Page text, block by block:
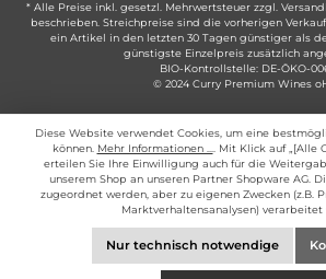
* Alle Preise inkl. gesetzl. Mehrwertsteuer zzgl.
beschrieben. Streichpreise sind die vorherigen
ein Artikel in den letzten 30 Tagen günstiger als
günstigste Einzelpreis zusätzlich
BIO-Kontrollstelle: DE-ÖKO-
© 2024 Curry Premium Wines
Diese Website verwendet Cookies, um eine
können. Mehr Informationen ...
. Mit Klick auf „[Alle
erteilen Sie Ihre Einwilligung auch für die
unserem Shop an unseren Partner Shopware AG.
zugeordnet werden, aber zu eigenen Zwecken (z.B.
Marktverhaltensanalysen) verarbeitet
Nur technisch notwendige